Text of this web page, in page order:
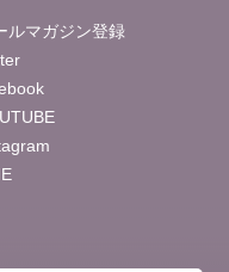
ルマガジン登録